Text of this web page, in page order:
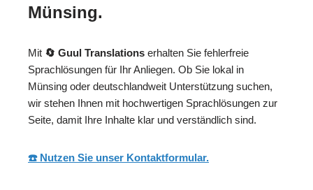
Münsing.
Mit 🔄 Guul Translations erhalten Sie fehlerfreie
Sprachlösungen für Ihr Anliegen. Ob Sie lokal in
Münsing oder deutschlandweit Unterstützung suchen,
wir stehen Ihnen mit hochwertigen Sprachlösungen zur
Seite, damit Ihre Inhalte klar und verständlich sind.
☎️ Nutzen Sie unser Kontaktformular.